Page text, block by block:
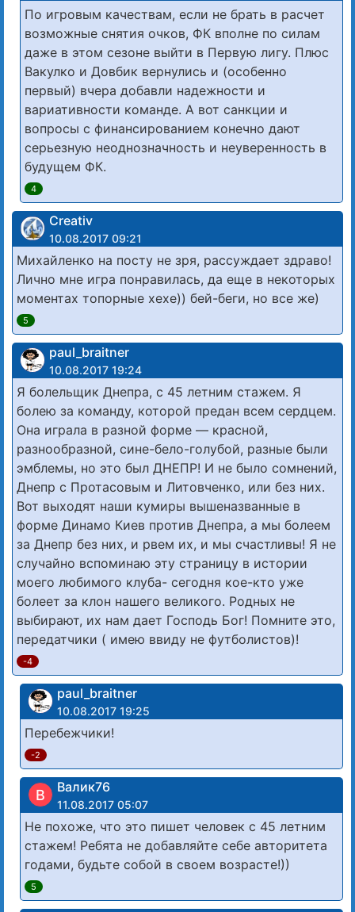
По игровым качествам, если не брать в расчет
возможные снятия очков, ФК вполне по силам
даже в этом сезоне выйти в Первую лигу. Плюс
Вакулко и Довбик вернулись и (особенно
первый) вчера добавли надежности и
вариативности команде. А вот санкции и
вопросы с финансированием конечно дают
серьезную неоднозначность и неуверенность в
будущем ФК.
4
Creativ
10.08.2017 09:21
Михайленко на посту не зря, рассуждает здраво!
Лично мне игра понравилась, да еще в некоторых
моментах топорные хехе)) бей-беги, но все же)
5
paul_braitner
10.08.2017 19:24
Я болельщик Днепра, с 45 летним стажем. Я
болею за команду, которой предан всем сердцем.
Она играла в разной форме — красной,
разнообразной, сине-бело-голубой, разные были
эмблемы, но это был ДНЕПР! И не было сомнений,
Днепр с Протасовым и Литовченко, или без них.
Вот выходят наши кумиры вышеназванные в
форме Динамо Киев против Днепра, а мы болеем
за Днепр без них, и рвем их, и мы счастливы! Я не
случайно вспоминаю эту страницу в истории
моего любимого клуба- сегодня кое-кто уже
болеет за клон нашего великого. Родных не
выбирают, их нам дает Господь Бог! Помните это,
передатчики ( имею ввиду не футболистов)!
-4
paul_braitner
10.08.2017 19:25
Перебежчики!
-2
В Валик76
11.08.2017 05:07
Не похоже, что это пишет человек с 45 летним
стажем! Ребята не добавляйте себе авторитета
годами, будьте собой в своем возрасте!))
5